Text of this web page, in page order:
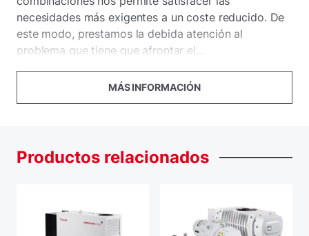
necesidades más exigentes a un coste reducido. De
este modo, prestamos la debida atención al
problema que tiene que afrontar el...
MÁS INFORMACIÓN
Productos relacionados